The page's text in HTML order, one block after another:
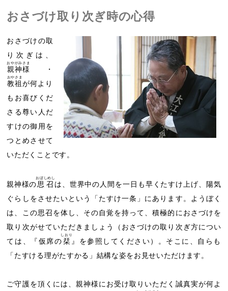
おさづけ取り次ぎ時の心得
おさづけの取
り次ぎは、
親神様
おやがみさま
・
教祖
おやさま
が何より
もお喜びくだ
さる尊い人だ
すけの御用を
つとめさせて
いただくことです。
親神様の思召
おぼしめし
は、世界中の人間を一日も早くたすけ上げ、陽気
ぐらしをさせたいという「たすけ一条」にあります。ようぼく
は、この思召を体し、その自覚を持って、積極的におさづけを
取り次がせていただきましょう（おさづけの取り次ぎ方につい
ては、『仮席の栞
しおり
』を参照してください）。そこに、自らも
「たすける理がたすかる」結構な姿をお見せいただけます。
ご守護を頂くには、親神様にお受け取りいただく誠真実が何よ